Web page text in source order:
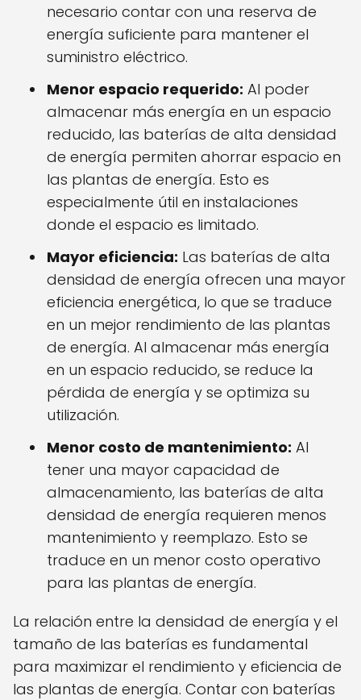
necesario contar con una reserva de
energía suficiente para mantener el
suministro eléctrico.
Menor espacio requerido: Al poder
almacenar más energía en un espacio
reducido, las baterías de alta densidad
de energía permiten ahorrar espacio en
las plantas de energía. Esto es
especialmente útil en instalaciones
donde el espacio es limitado.
Mayor eficiencia: Las baterías de alta
densidad de energía ofrecen una mayor
eficiencia energética, lo que se traduce
en un mejor rendimiento de las plantas
de energía. Al almacenar más energía
en un espacio reducido, se reduce la
pérdida de energía y se optimiza su
utilización.
Menor costo de mantenimiento: Al
tener una mayor capacidad de
almacenamiento, las baterías de alta
densidad de energía requieren menos
mantenimiento y reemplazo. Esto se
traduce en un menor costo operativo
para las plantas de energía.
La relación entre la densidad de energía y el
tamaño de las baterías es fundamental
para maximizar el rendimiento y eficiencia de
las plantas de energía. Contar con baterías